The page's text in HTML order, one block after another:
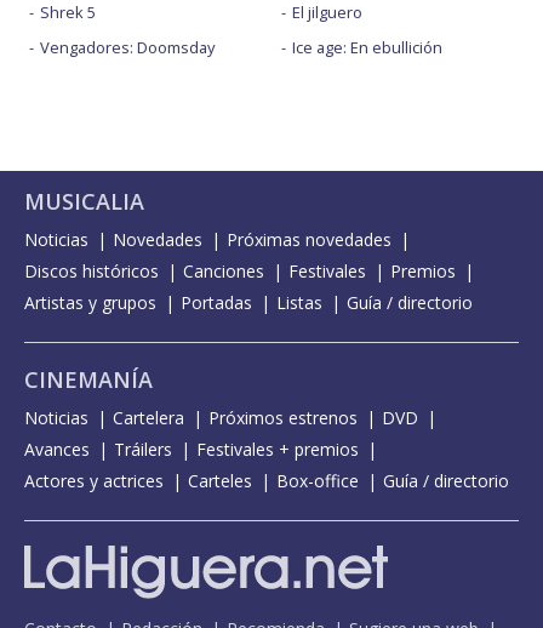
Shrek 5
Vengadores: Doomsday
El jilguero
Ice age: En ebullición
MUSICALIA
Noticias Novedades
Próximas novedades
Discos históricos
Canciones Festivales
Premios
Artistas y grupos
Portadas Listas Guía / directorio
CINEMANÍA
Noticias Cartelera Próximos estrenos
DVD
Avances
Tráilers
Festivales + premios
Actores y actrices
Carteles Box-office Guía / directorio